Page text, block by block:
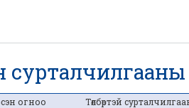
огноо
Төлбөртэй